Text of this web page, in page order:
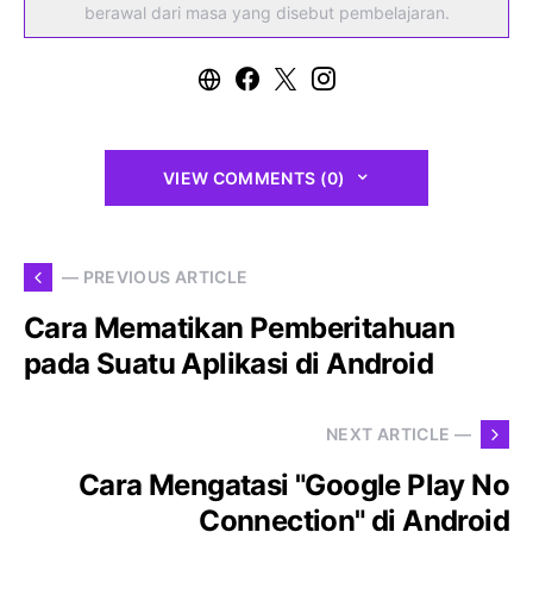
berawal dari masa yang disebut pembelajaran.
VIEW COMMENTS (0)
— PREVIOUS ARTICLE
Cara Mematikan Pemberitahuan
pada Suatu Aplikasi di Android
NEXT ARTICLE —
Cara Mengatasi "Google Play No
Connection" di Android